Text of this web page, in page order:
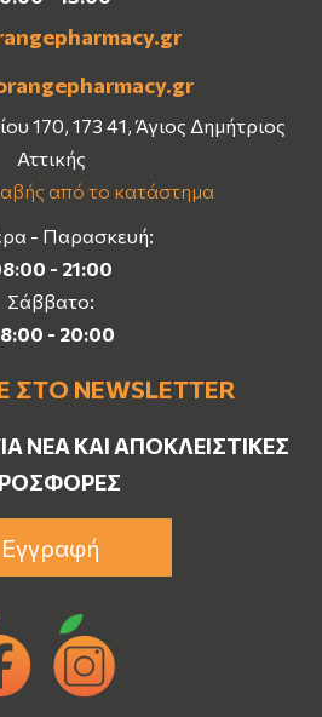
170, 173 41, Άγιος Δημήτριος
Αττικής
από το κατάστημα
- Παρασκευή:
- 21:00
Σάββατο:
- 20:00
ΣΤΟ NEWSLETTER
ΝΈΑ ΚΑΙ ΑΠΟΚΛΕΙΣΤΙΚΈΣ
Εγγραφή